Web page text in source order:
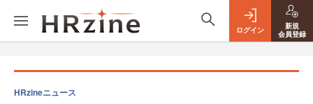
ログイン
新規
会員登録
HRzineニュース